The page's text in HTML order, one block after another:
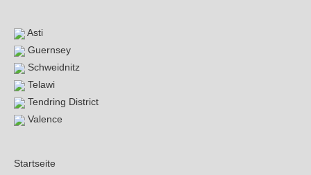
Asti
Guernsey
Schweidnitz
Telawi
Tendring District
Valence
Startseite